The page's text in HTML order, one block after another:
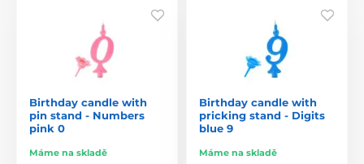
Birthday candle with
pin stand - Numbers
pink 0
Máme na skladě
Birthday candle with
pricking stand - Digits
blue 9
Máme na skladě